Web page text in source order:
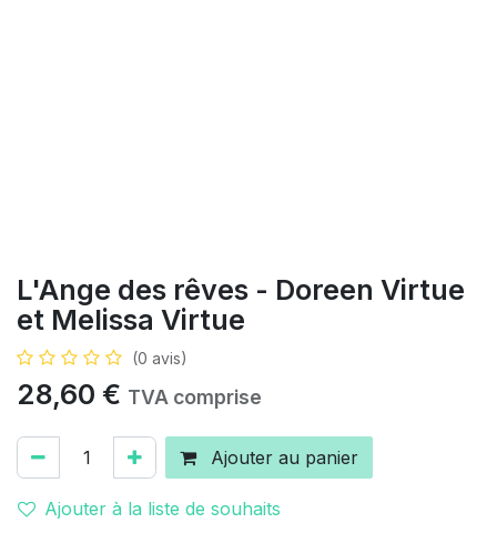
L'Ange des rêves - Doreen Virtue
et Melissa Virtue
(0 avis)
28,60 € TVA comprise
Ajouter au panier
Ajouter à la liste de souhaits